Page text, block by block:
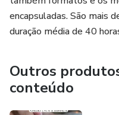
encapsuladas. São mais
duração média de 40
Outros
conteúdo